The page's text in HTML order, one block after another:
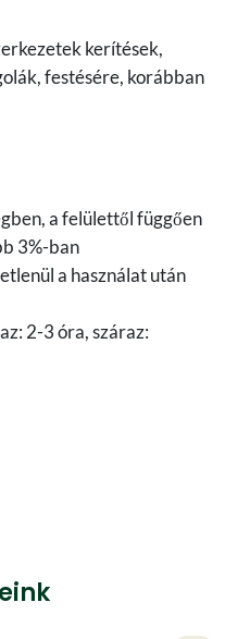
kerítések,
festésére, korábban
a felülettől függően
3%-ban
a használat után
2-3 óra, száraz: